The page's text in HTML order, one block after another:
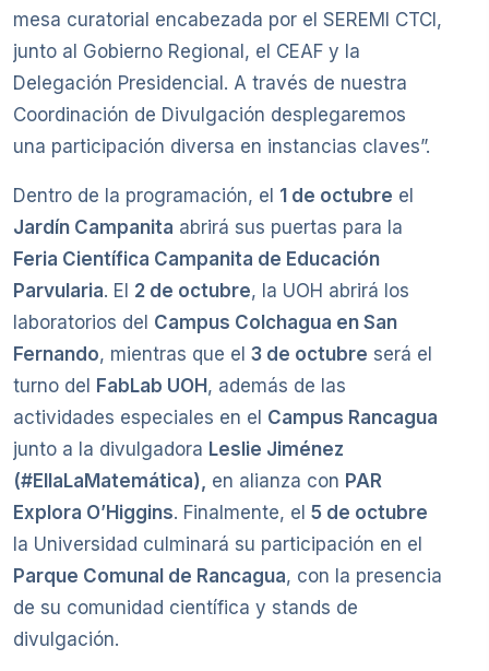
mesa curatorial encabezada por el SEREMI CTCI,
junto al Gobierno Regional, el CEAF y la
Delegación Presidencial. A través de nuestra
Coordinación de Divulgación desplegaremos
una participación diversa en instancias claves”.
Dentro de la programación, el 1 de octubre el
Jardín Campanita abrirá sus puertas para la
Feria Científica Campanita de Educación
Parvularia. El 2 de octubre, la UOH abrirá los
laboratorios del Campus Colchagua en San
Fernando, mientras que el 3 de octubre será el
turno del FabLab UOH, además de las
actividades especiales en el Campus Rancagua
junto a la divulgadora Leslie Jiménez
(#EllaLaMatemática) en alianza con PAR
Explora O’Higgins. Finalmente, el 5 de octubre
la Universidad culminará su participación en el
Parque Comunal de Rancagua, con la presencia
de su comunidad científica y stands de
divulgación.